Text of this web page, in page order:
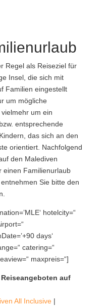
Regel als Reiseziel für
Insel, die sich mit
Familien eingestellt
um mögliche
um ein
entsprechende
das sich an den
orientiert. Nachfolgend
den Malediven
einen Familienurlaub
Sie bitte den
hotelcity=“
days‘
catering=“
maxpreis=“]
auf
All Inclusive|